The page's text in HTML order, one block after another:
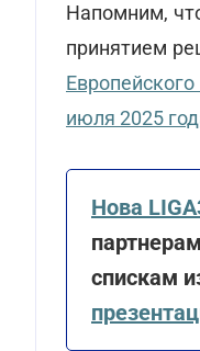
Напомним,
принятием
июля 2025
Нова
спискам